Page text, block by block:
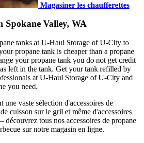
Magasiner les chaufferettes
Spokane Valley, WA
tanks at U-Haul Storage of U-City to
propane tank is cheaper than a propane
your propane tank you do not get credit
left in the tank. Get your tank refilled by
at U-Haul Storage of U-City and
you need.
vaste sélection d'accessoires de
cuisson sur le gril et même d'accessoires
tous nos accessoires de propane
sur notre magasin en ligne.